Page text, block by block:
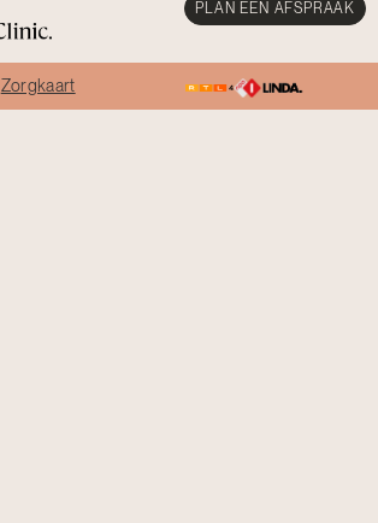
PLAN EEN AFSPRAAK
Zorgkaart